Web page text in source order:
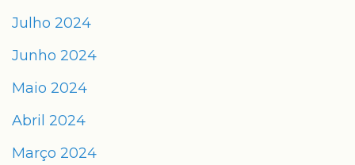
Julho 2024
Junho 2024
Maio 2024
Abril 2024
Março 2024